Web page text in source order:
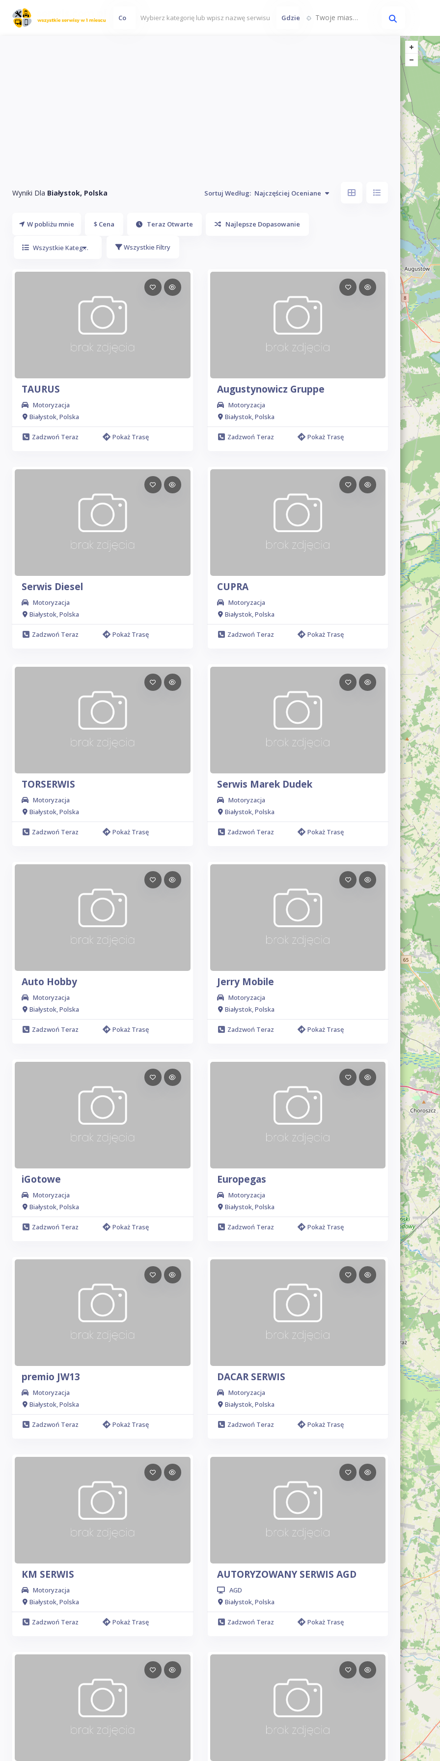
Co Gdzie Twoje miasto...
Wyniki Dla Białystok, Polska Sortuj Według: Najczęściej Oceniane
W pobliżu mnie $ Cena Teraz Otwarte Najlepsze Dopasowanie
Wszystkie Kategorie Wszystkie Filtry
TAURUS
Motoryzacja
Białystok, Polska
Zadzwoń Teraz Pokaż Trasę
Augustynowicz Gruppe
Motoryzacja
Białystok, Polska
Zadzwoń Teraz Pokaż Trasę
Serwis Diesel
Motoryzacja
Białystok, Polska
Zadzwoń Teraz Pokaż Trasę
CUPRA
Motoryzacja
Białystok, Polska
Zadzwoń Teraz Pokaż Trasę
TORSERWIS
Motoryzacja
Białystok, Polska
Zadzwoń Teraz Pokaż Trasę
Serwis Marek Dudek
Motoryzacja
Białystok, Polska
Zadzwoń Teraz Pokaż Trasę
Auto Hobby
Motoryzacja
Białystok, Polska
Zadzwoń Teraz Pokaż Trasę
Jerry Mobile
Motoryzacja
Białystok, Polska
Zadzwoń Teraz Pokaż Trasę
iGotowe
Motoryzacja
Białystok, Polska
Zadzwoń Teraz Pokaż Trasę
Europegas
Motoryzacja
Białystok, Polska
Zadzwoń Teraz Pokaż Trasę
premio JW13
Motoryzacja
Białystok, Polska
Zadzwoń Teraz Pokaż Trasę
DACAR SERWIS
Motoryzacja
Białystok, Polska
Zadzwoń Teraz Pokaż Trasę
KM SERWIS
Motoryzacja
Białystok, Polska
Zadzwoń Teraz Pokaż Trasę
AUTORYZOWANY SERWIS AGD
AGD
Białystok, Polska
Zadzwoń Teraz Pokaż Trasę